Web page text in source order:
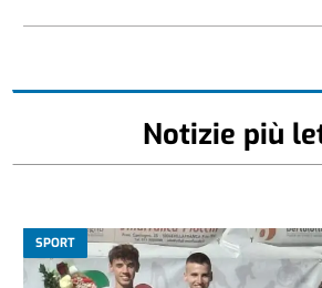
Notizie più
SPORT